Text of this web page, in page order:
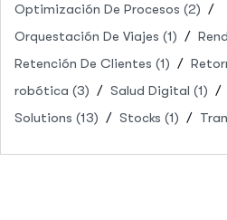
Optimización De Procesos (2)
Orquestación De Viajes (1)
Retención De Clientes (1)
robótica (3) Salud Digital (1)
Solutions (13) Stocks (1)